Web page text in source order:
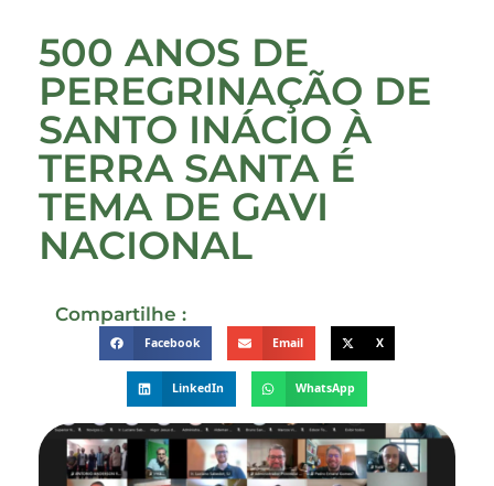
500 ANOS DE
PEREGRINAÇÃO DE
SANTO INÁCIO À
TERRA SANTA É
TEMA DE GAVI
NACIONAL
Compartilhe :
Facebook Email X
LinkedIn WhatsApp